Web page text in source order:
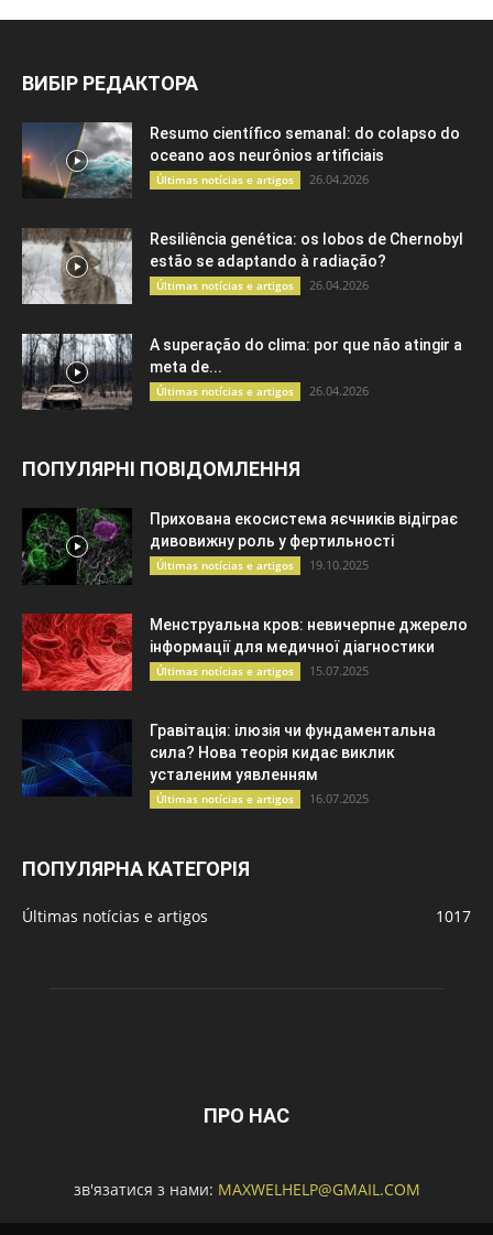
ВИБІР РЕДАКТОРА
Resumo científico semanal: do colapso do
oceano aos neurônios artificiais
Últimas notícias e artigos 26.04.2026
Resiliência genética: os lobos de Chernobyl
estão se adaptando à radiação?
Últimas notícias e artigos 26.04.2026
A superação do clima: por que não atingir a
meta de...
Últimas notícias e artigos 26.04.2026
ПОПУЛЯРНІ ПОВІДОМЛЕННЯ
Прихована екосистема яєчників відіграє
дивовижну роль у фертильності
Últimas notícias e artigos 19.10.2025
Менструальна кров: невичерпне джерело
інформації для медичної діагностики
Últimas notícias e artigos 15.07.2025
Гравітація: ілюзія чи фундаментальна
сила? Нова теорія кидає виклик
усталеним уявленням
Últimas notícias e artigos 16.07.2025
ПОПУЛЯРНА КАТЕГОРІЯ
Últimas notícias e artigos 1017
ПРО НАС
зв'язатися з нами: MAXWELHELP@GMAIL.COM